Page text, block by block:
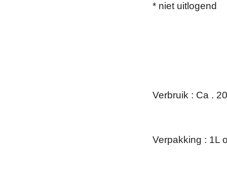
* niet uitlogend
Verbruik : Ca .
Verpakking : 1L